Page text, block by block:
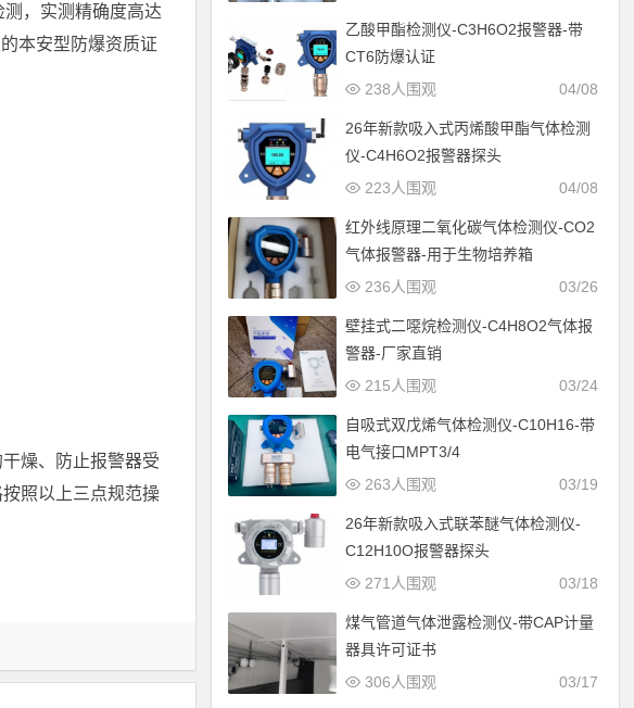
，实测精确度高达
本安型防爆资质证
燥、防止报警器受
照以上三点规范操
乙酸甲酯检测仪-C3H6O2报警器-带
CT6防爆认证
04/08
238人围观
26年新款吸入式丙烯酸甲酯气体检测
仪-C4H6O2报警器探头
04/08
223人围观
红外线原理二氧化碳气体检测仪-CO2
气体报警器-用于生物培养箱
03/26
236人围观
壁挂式二噁烷检测仪-C4H8O2气体报
警器-厂家直销
03/24
215人围观
自吸式双戊烯气体检测仪-C10H16-带
电气接口MPT3/4
03/19
263人围观
26年新款吸入式联苯醚气体检测仪-
C12H10O报警器探头
03/18
271人围观
煤气管道气体泄露检测仪-带CAP计量
器具许可证书
03/17
306人围观